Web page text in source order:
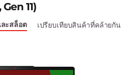
11)
ะสล็อต เปรียบเทียบสินค้าที่คล้ายกัน